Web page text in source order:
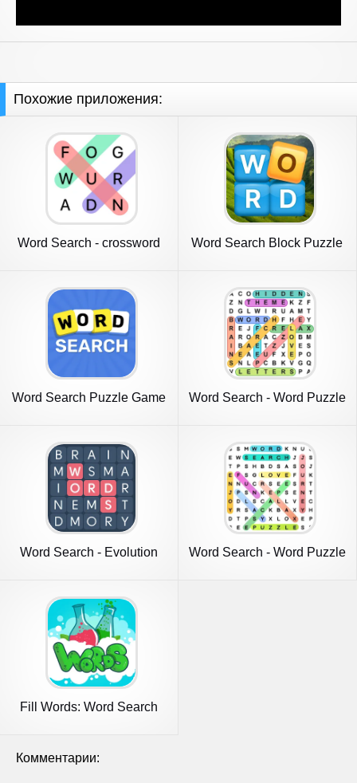
Похожие приложения:
Word Search - crossword
Word Search Block Puzzle
Word Search Puzzle Game
Word Search - Word Puzzle
Word Search - Evolution
Word Search - Word Puzzle
Fill Words: Word Search
Комментарии: